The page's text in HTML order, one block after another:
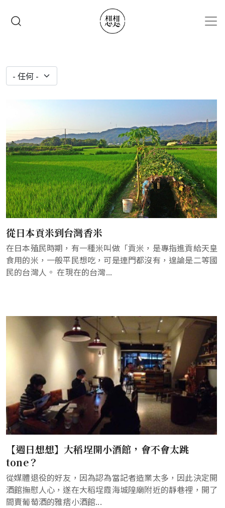
從日本貢米到台灣香米
在日本殖民時期，有一種米叫做「貢米，是專指進貢給天皇
食用的米，一般平民想吃，可是連門都沒有，遑論是二等國
民的台灣人。 在現在的台灣...
【週日想想】大稻埕開小酒館，會不會太跳
tone？
從媒體退役的好友，因為認為當記者造業太多，因此決定開
酒館撫慰人心，遂在大稻埕霞海城隍廟附近的靜巷裡，開了
間賣葡萄酒的雅痞小酒館...